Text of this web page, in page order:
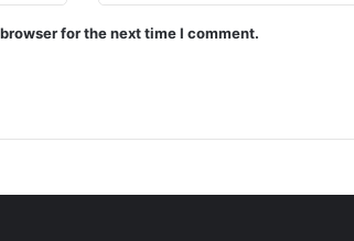
for the next time I comment.